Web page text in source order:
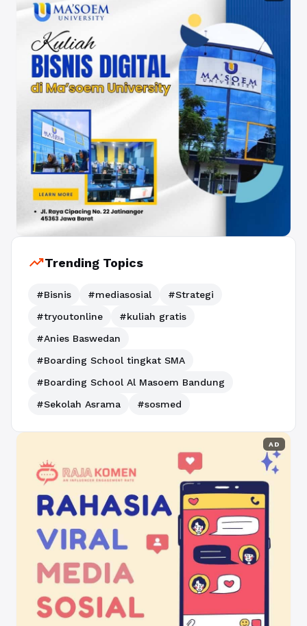
trending_upTrending Topics
#Bisnis #mediasosial
#Strategi
#tryoutonline
#kuliah gratis
#Anies Baswedan
#Boarding School tingkat SMA
#Boarding School Al Masoem Bandung
#Sekolah Asrama
#sosmed
AD